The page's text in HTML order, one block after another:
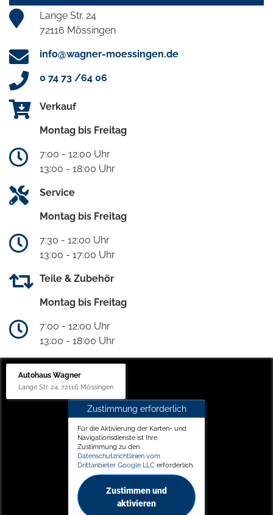
Lange Str. 24
72116 Mössingen
info@wagner-moessingen.de
0 74 73 /64 06
Verkauf
Montag bis Freitag
7:00 - 12:00 Uhr
13:00 - 18:00 Uhr
Service
Montag bis Freitag
7:30 - 12:00 Uhr
13:00 - 17:00 Uhr
Teile & Zubehör
Montag bis Freitag
7:00 - 12:00 Uhr
13:00 - 18:00 Uhr
Autohaus Wagner
Lange Str. 24, 72116 Mössingen
Zustimmung erforderlich
Für die Aktivierung der Karten- und
Navigationsdienste ist Ihre
Zustimmung zu den
Datenschutzrichtlinien vom
Drittanbieter Google LLC erforderlich.
Zustimmen und
aktivieren